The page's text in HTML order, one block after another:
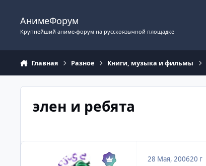
АнимеФорум
Крупнейший аниме-форум на русскоязычной площадке
Главная Разное Книги, музыка и фильмы
элен и ребята
28 Мая, 200620 г